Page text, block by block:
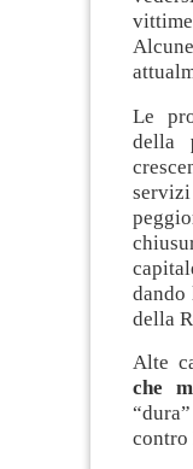
Le
della
dando
della
Alte
che
contro